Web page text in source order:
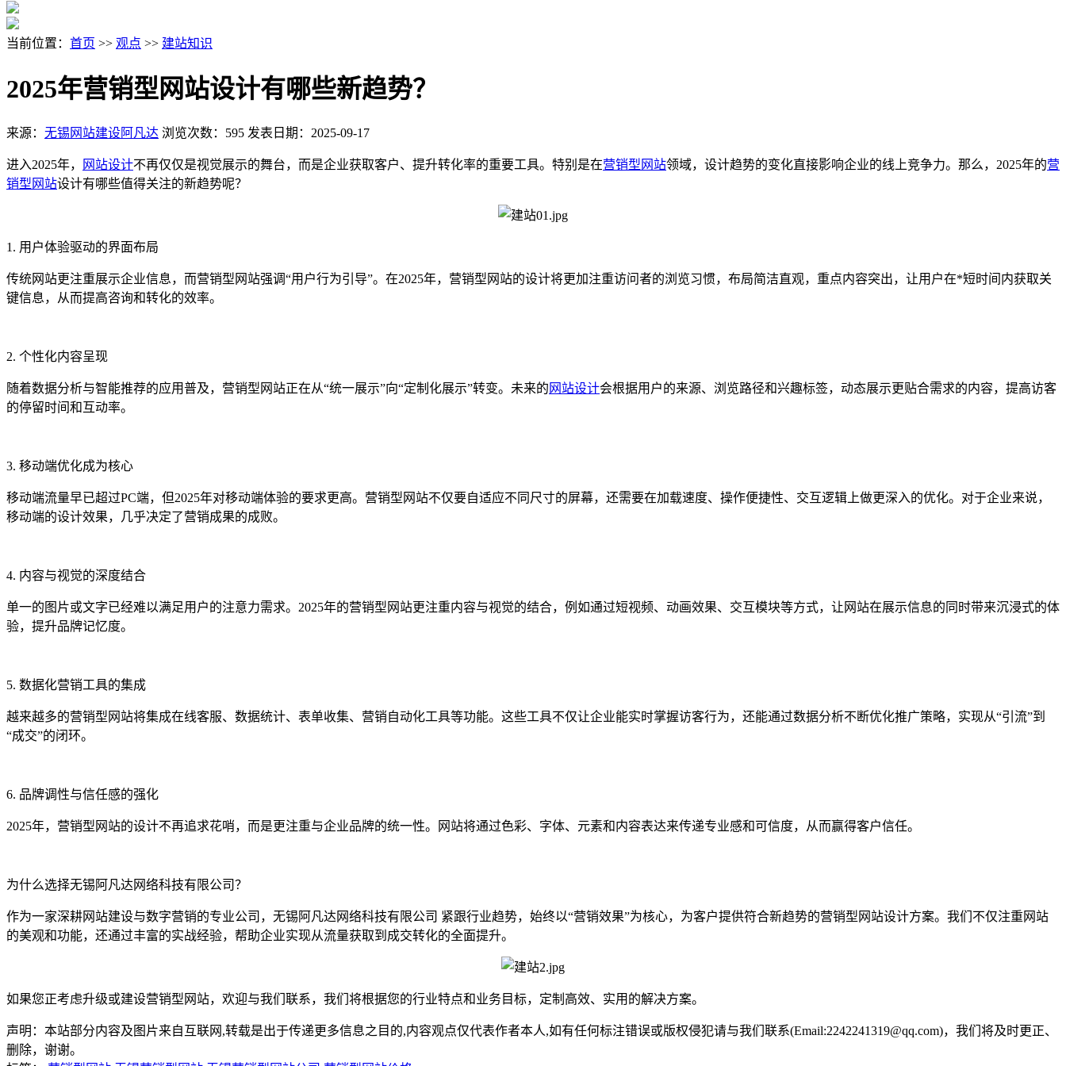
当前位置： 首页 >> 观点 >> 建站知识
2025年营销型网站设计有哪些新趋势？
来源： 无锡网站建设阿凡达 浏览次数：595 发表日期：2025-09-17
进入2025年， 网站设计不再仅仅是视觉展示的舞台，而是企业获取客户、提升转化率的重要工具。特别是在营销型网站领域，设计趋势的变化直接影响企业的线上竞争力。那么，2025年的营
销型网站设计有哪些值得关注的新趋势呢？
1. 用户体验驱动的界面布局
传统网站更注重展示企业信息，而营销型网站强调“用户行为引导”。在2025年，营销型网站的设计将更加注重访问者的浏览习惯，布局简洁直观，重点内容突出，让用户在*短时间内获取关
键信息，从而提高咨询和转化的效率。
2. 个性化内容呈现
随着数据分析与智能推荐的应用普及，营销型网站正在从“统一展示”向“定制化展示”转变。未来的 网站设计会根据用户的来源、浏览路径和兴趣标签，动态展示更贴合需求的内容，提高访客
的停留时间和互动率。
3. 移动端优化成为核心
移动端流量早已超过PC端，但2025年对移动端体验的要求更高。营销型网站不仅要自适应不同尺寸的屏幕，还需要在加载速度、操作便捷性、交互逻辑上做更深入的优化。对于企业来说，
移动端的设计效果，几乎决定了营销成果的成败。
4. 内容与视觉的深度结合
单一的图片或文字已经难以满足用户的注意力需求。2025年的营销型网站更注重内容与视觉的结合，例如通过短视频、动画效果、交互模块等方式，让网站在展示信息的同时带来沉浸式的体
验，提升品牌记忆度。
5. 数据化营销工具的集成
越来越多的营销型网站将集成在线客服、数据统计、表单收集、营销自动化工具等功能。这些工具不仅让企业能实时掌握访客行为，还能通过数据分析不断优化推广策略，实现从“引流”到
“成交”的闭环。
6. 品牌调性与信任感的强化
2025年，营销型网站的设计不再追求花哨，而是更注重与企业品牌的统一性。网站将通过色彩、字体、元素和内容表达来传递专业感和可信度，从而赢得客户信任。
为什么选择无锡阿凡达网络科技有限公司？
作为一家深耕网站建设与数字营销的专业公司，无锡阿凡达网络科技有限公司 紧跟行业趋势，始终以“营销效果”为核心，为客户提供符合新趋势的营销型网站设计方案。我们不仅注重网站
的美观和功能，还通过丰富的实战经验，帮助企业实现从流量获取到成交转化的全面提升。
如果您正考虑升级或建设营销型网站，欢迎与我们联系，我们将根据您的行业特点和业务目标，定制高效、实用的解决方案。
声明：本站部分内容及图片来自互联网,转载是出于传递更多信息之目的,内容观点仅代表作者本人,如有任何标注错误或版权侵犯请与我们联系(Email:2242241319@qq.com)，我们将及时更正、
删除，谢谢。